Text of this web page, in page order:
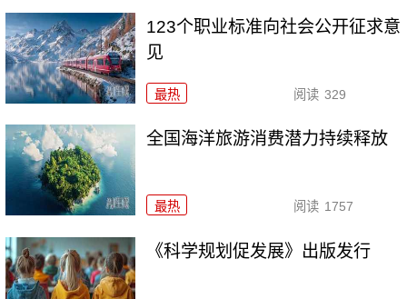
123个职业标准向社会公开征求意
见
最热 阅读 329
全国海洋旅游消费潜力持续释放
最热 阅读 1757
《科学规划促发展》出版发行